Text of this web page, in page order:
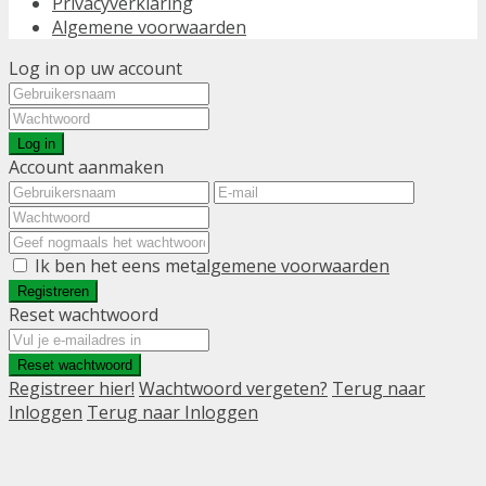
Algemene voorwaarden
Log in op uw account
Log in
Account aanmaken
Ik ben het eens metalgemene voorwaarden
Registreren
Reset wachtwoord
Reset wachtwoord
Registreer hier! Wachtwoord vergeten? Terug naar
Inloggen Terug naar Inloggen